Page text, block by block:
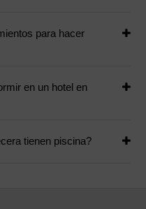
para hacer
en un hotel en
tienen piscina?